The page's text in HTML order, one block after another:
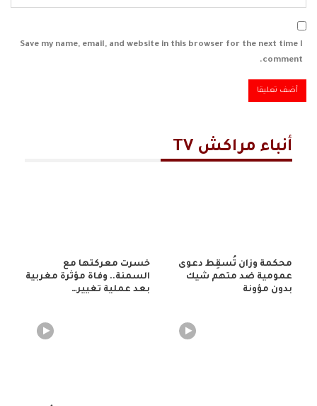
Save my name, email, and website in this browser for the next time I
comment.
أنباء مراكش TV
محكمة وزان تُسقِط دعوى
عمومية ضد متهم شيك
بدون مؤونة
خسرت معركتها مع
السمنة.. وفاة مؤثرة مغربية
بعد عملية تغيير…